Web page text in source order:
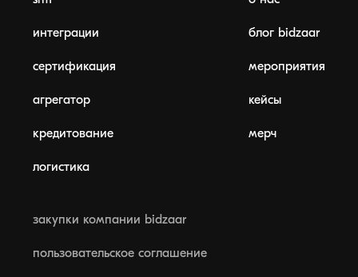
интеграции
сертификация
агрегатор
кредитование
логистика
блог bidzaar
мероприятия
кейсы
мерч
закупки компании bidzaar
пользовательское соглашение